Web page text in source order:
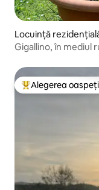
Locuință
Gigallino, în mediul
Locuință din topul
Alegerea